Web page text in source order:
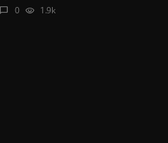
chat_bubble 0 visibility 1.9k